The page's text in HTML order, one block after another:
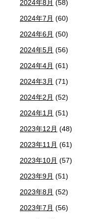
2024年8月 (58)
2024年7月 (60)
2024年6月 (50)
2024年5月 (56)
2024年4月 (61)
2024年3月 (71)
2024年2月 (52)
2024年1月 (51)
2023年12月 (48)
2023年11月 (61)
2023年10月 (57)
2023年9月 (51)
2023年8月 (52)
2023年7月 (56)